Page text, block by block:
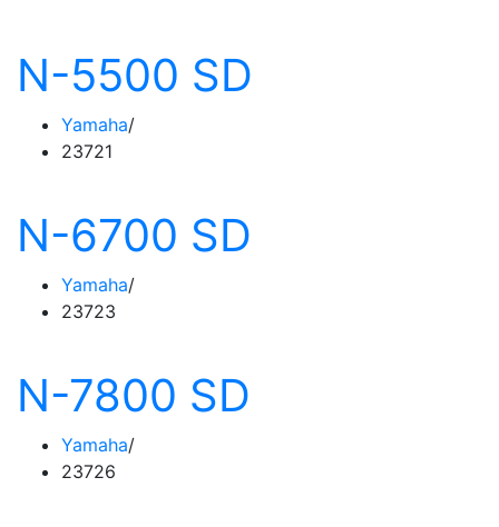
N-5500 SD
Yamaha
23721
N-6700 SD
Yamaha
23723
N-7800 SD
Yamaha
23726